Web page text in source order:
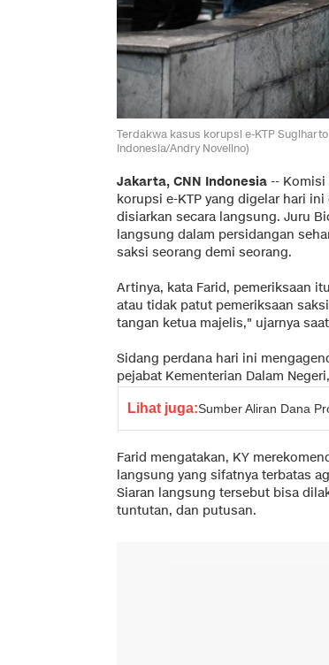
Terdakwa kasus korupsi e-KTP
Indonesia/Andry Novelino)
Jakarta, CNN Indonesia -- Komisi
korupsi e-KTP yang digelar hari
disiarkan secara langsung. Juru
langsung dalam persidangan
saksi seorang demi seorang.
Artinya, kata Farid, pemeriksaan
atau tidak patut pemeriksaan
tangan ketua majelis," ujarnya
Sidang perdana hari ini
pejabat Kementerian Dalam
Lihat juga:Sumber Aliran Dana
Farid mengatakan, KY
langsung yang sifatnya terbatas
Siaran langsung tersebut bisa
tuntutan, dan putusan.